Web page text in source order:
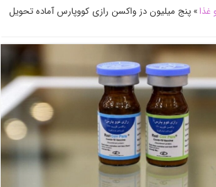
غذا» پنج میلیون دز واکسن رازی کووپارس آماده تحویل